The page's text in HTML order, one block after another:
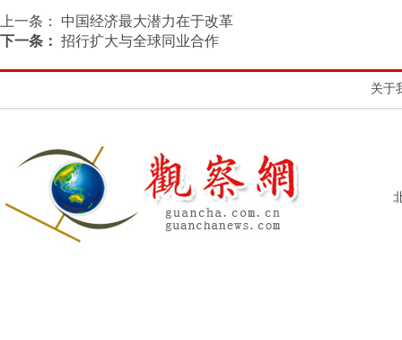
上一条：
中国经济最大潜力在于改革
下一条： 招行扩大与全球同业合作
关于